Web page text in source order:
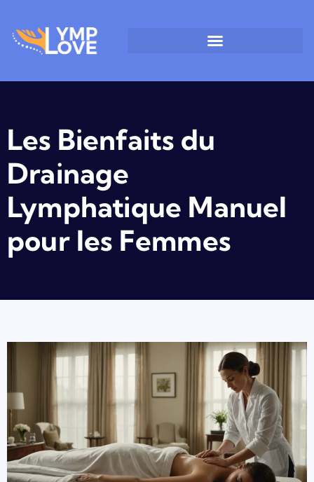
Les Bienfaits du
Drainage
Lymphatique Manuel
pour les Femmes